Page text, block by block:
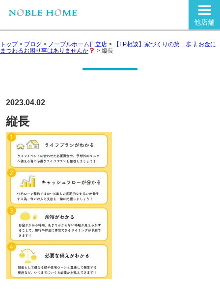
他店舗
トップ> ブログ > ノーブルホーム日立店 > 【FP相談】家づくりの第一歩
お金に
まつわるお困り事はありませんか
> 縦長
2023.04.02
縦長